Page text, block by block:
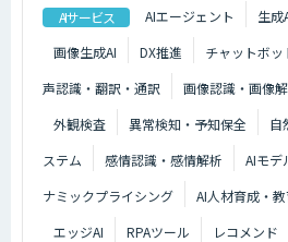
AIサービス AIエージェント 生成
画像生成AI
DX推進 チャットボッ
声認識・翻訳・通訳
画像認識・画像
外観検査
異常検知・予知保全 自
ステム
感情認識・感情解析 AIモデ
ナミックプライシング
AI人材育成・
エッジAI
RPAツール レコメンド